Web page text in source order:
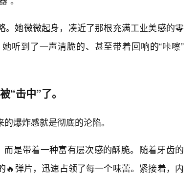
。她微微起身，凑近了那根充满工业美感的零
听到了一声清脆的、甚至带着回响的“咔嚓”
“击中”了。
爆炸感就是彻底的沦陷。
而是带着一种富有层次感的酥脆。随着牙齿的
🔥弹片，迅速占领了每一个味蕾。紧接着，内